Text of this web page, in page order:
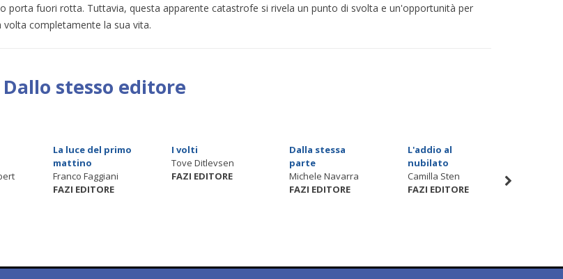
porta fuori rotta. Tuttavia, questa apparente catastrofe si rivela un punto di svolta e un'opportunità per
volta completamente la sua vita.
Dallo stesso editore
La luce del primo
mattino
Franco Faggiani
FAZI EDITORE
I volti
Tove Ditlevsen
FAZI EDITORE
Dalla stessa
parte
Michele Navarra
FAZI EDITORE
L'addio al
nubilato
Camilla Sten
FAZI EDITORE